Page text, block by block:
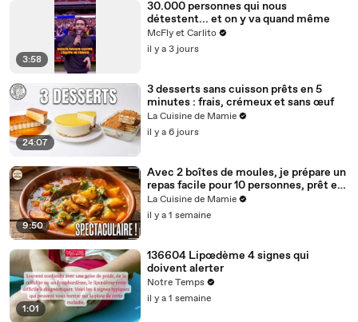
3:58
30.000 personnes qui nous
détestent... et on y va quand même
McFly et Carlito
il y a 3 jours
24:07
3 desserts sans cuisson prêts en 5
minutes : frais, crémeux et sans œuf
La Cuisine de Mamie
il y a 6 jours
9:50
Avec 2 boîtes de moules, je prépare un
repas facile pour 10 personnes, prêt en
35 minutes
La Cuisine de Mamie
il y a 1 semaine
1:01
136604 Lipœdème 4 signes qui
doivent alerter
Notre Temps
il y a 1 semaine